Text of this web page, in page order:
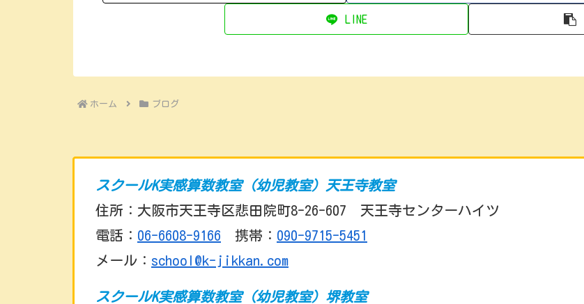
LINE
ホーム ブログ
スクールK実感算数教室（幼児教室）天王寺教室
住所：大阪市天王寺区悲田院町8-26-607 天王寺センターハイツ
電話： 06-6608-9166 携帯： 090-9715-5451
メール： school@k-jikkan.com
スクールK実感算数教室（幼児教室）堺教室